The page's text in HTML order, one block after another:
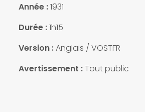
Année :1931
Durée :1h15
Version :Anglais / VOSTFR
Avertissement :Tout public